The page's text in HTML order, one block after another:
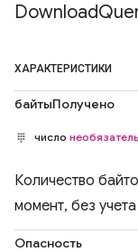
Download
ХАРАКТЕРИСТИКИ
байтыПолучено
число
Количество
момент, без
Опасность